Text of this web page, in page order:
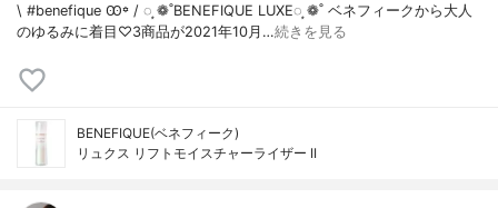
\ #benefique Ꙭ꙳ / ◌ ͙❁˚BENEFIQUE LUXE◌ ͙❁˚ ベネフィークから大人
のゆるみに着目♡3商品が2021年10月…続きを見る
BENEFIQUE(ベネフィーク)
リュクス リフトモイスチャーライザー II